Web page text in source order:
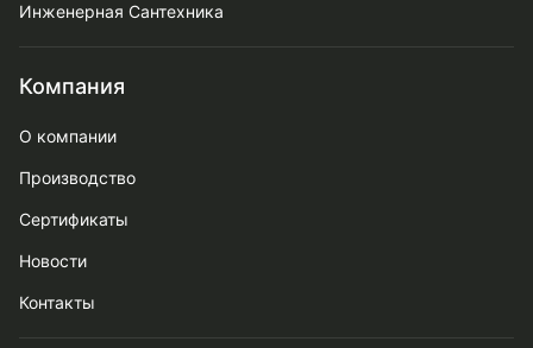
Инженерная Сантехника
Компания
О компании
Производство
Сертификаты
Новости
Контакты